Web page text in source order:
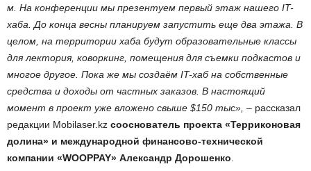
м. На конференции мы презентуем первый этаж нашего IT-
хаба. До конца весны планируем запустить еще два этажа. В
целом, на территории хаба будут образовательные классы
для лектория, коворкинг, помещения для съемки подкастов и
многое другое. Пока же мы создаём IT-хаб на собственные
средства и доходы от частных заказов. В настоящий
момент в проект уже вложено свыше $150 тыс», – рассказал
редакции Mobilaser.kz cооснователь проекта «Терриконовая
долина» и международной финансово-технической
компании «WOOPPAY» Александр Дорошенко